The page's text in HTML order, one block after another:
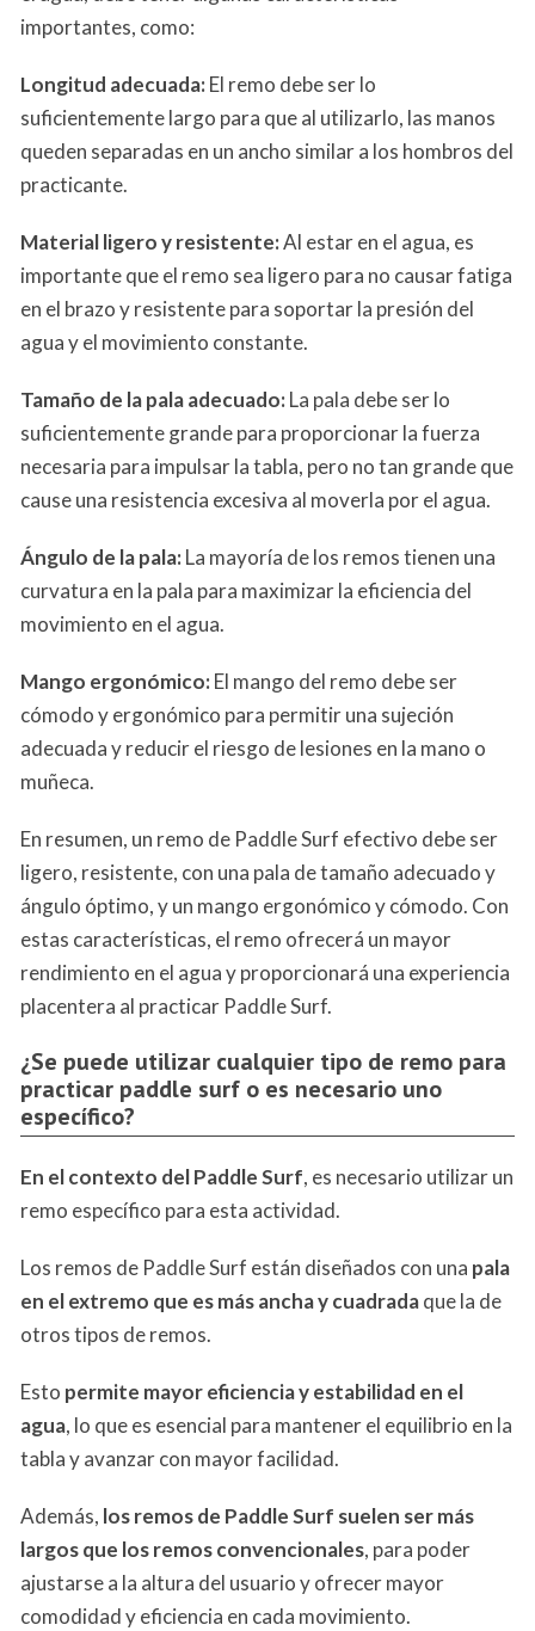
importantes, como:
Longitud adecuada:El remo debe ser lo
suficientemente largo para que al utilizarlo, las manos
queden separadas en un ancho similar a los hombros del
practicante.
Material ligero y resistente:Al estar en el agua, es
importante que el remo sea ligero para no causar fatiga
en el brazo y resistente para soportar la presión del
agua y el movimiento constante.
Tamaño de la pala adecuado:La pala debe ser lo
suficientemente grande para proporcionar la fuerza
necesaria para impulsar la tabla, pero no tan grande que
cause una resistencia excesiva al moverla por el agua.
Ángulo de la pala:La mayoría de los remos tienen una
curvatura en la pala para maximizar la eficiencia del
movimiento en el agua.
Mango ergonómico:El mango del remo debe ser
cómodo y ergonómico para permitir una sujeción
adecuada y reducir el riesgo de lesiones en la mano o
muñeca.
En resumen, un remo de Paddle Surf efectivo debe ser
ligero, resistente, con una pala de tamaño adecuado y
ángulo óptimo, y un mango ergonómico y cómodo. Con
estas características, el remo ofrecerá un mayor
rendimiento en el agua y proporcionará una experiencia
placentera al practicar Paddle Surf.
¿Se puede utilizar cualquier tipo de remo para
practicar paddle surf o es necesario uno
específico?
En el contexto del Paddle Surf, es necesario utilizar un
remo específico para esta actividad.
Los remos de Paddle Surf están diseñados con una pala
en el extremo que es más ancha y cuadradaque la de
otros tipos de remos.
Esto permite mayor eficiencia y estabilidad en el
agua, lo que es esencial para mantener el equilibrio en la
tabla y avanzar con mayor facilidad.
Además, los remos de Paddle Surf suelen ser más
largos que los remos convencionales, para poder
ajustarse a la altura del usuario y ofrecer mayor
comodidad y eficiencia en cada movimiento.